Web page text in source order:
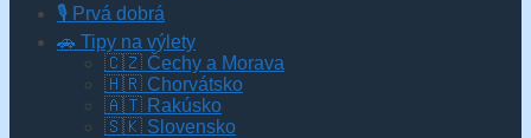
🎙️ Prvá dobrá
🚗 Tipy na výlety
🇨🇿 Čechy a Morava
🇭🇷 Chorvátsko
🇦🇹 Rakúsko
🇸🇰 Slovensko